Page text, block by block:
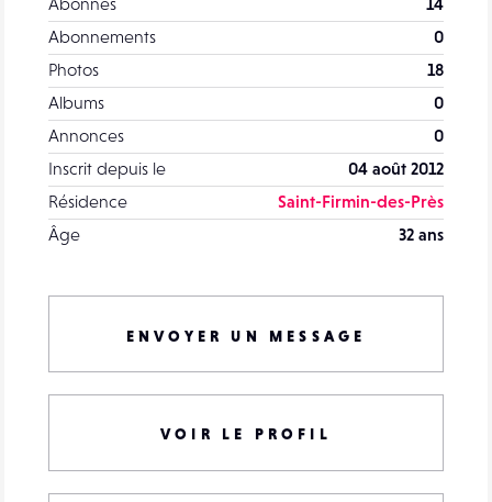
Abonnements
0
Photos
18
Albums
0
Annonces
0
Inscrit depuis le
04 août 2012
Résidence
Saint-Firmin-des-Près
Âge
32 ans
ENVOYER UN MESSAGE
VOIR LE PROFIL